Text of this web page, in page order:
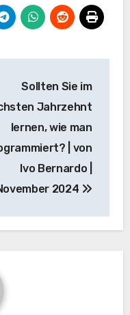
Sollten Sie im
Jahrzehnt
lernen, wie man
| von
Ivo Bernardo |
2024